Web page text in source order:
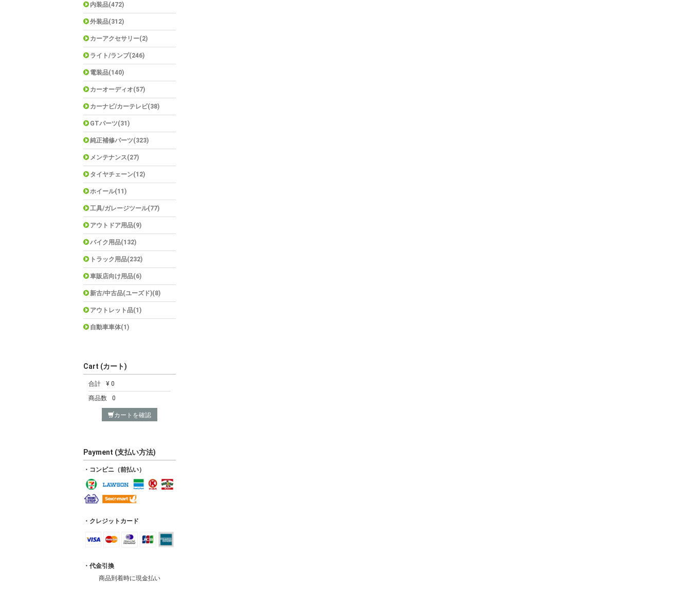
内装品(472)
外装品(312)
カーアクセサリー(2)
ライト/ランプ(246)
電装品(140)
カーオーディオ(57)
カーナビ/カーテレビ(38)
GTパーツ(31)
純正補修パーツ(323)
メンテナンス(27)
タイヤチェーン(12)
ホイール(11)
工具/ガレージツール(77)
アウトドア用品(9)
バイク用品(132)
トラック用品(232)
車販店向け用品(6)
新古/中古品(ユーズド)(8)
アウトレット品(1)
自動車車体(1)
Cart (カート)
合計
¥ 0
商品数
0
カートを確認
Payment (支払い方法)
・コンビニ（前払い）
・クレジットカード
・代金引換
商品到着時に現金払い